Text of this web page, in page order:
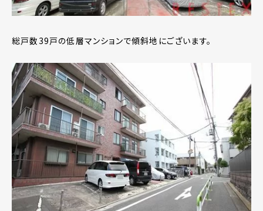
総戸数39戸の低層マンションで傾斜地にございます。